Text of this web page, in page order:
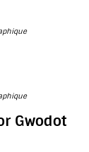
Gwodot